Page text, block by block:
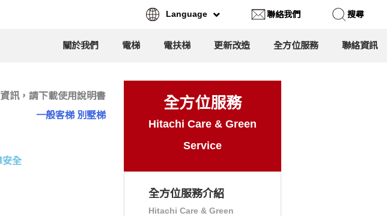
Language 聯絡我們 搜尋
關於我們 電梯 電扶梯 更新改造 全方位服務 聯絡資訊
訊，請下載使用說明書
一般客梯 別墅梯
安全
全方位服務
Hitachi Care & Green
Service
全方位服務介紹
Hitachi Care & Green